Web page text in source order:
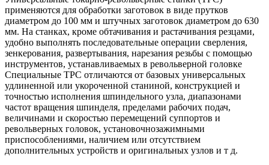
применяются для обработки заготовок в виде прутков
диаметром до 100 мм и штучных заготовок диаметром до 630
мм. На станках, кроме обтачивания и растачивания резцами,
удобно выполнять последовательные операции сверления,
зенкерования, развертывания, нарезания резьбы с помощью
инструментов, устанавливаемых в револьверной головке
Специальные ТРС отличаются от базовых универсальных
удлиненной или укороченной станиной, конструкцией и
точностью исполнения шпиндельного узла, диапазонами
частот вращения шпинделя, пределами рабочих подач,
величинами и скоростью перемещений суппортов и
револьверных головок, установочнозажимными
приспособлениями, наличием или отсутствием
дополнительных устройств и оригинальных узлов и т д.